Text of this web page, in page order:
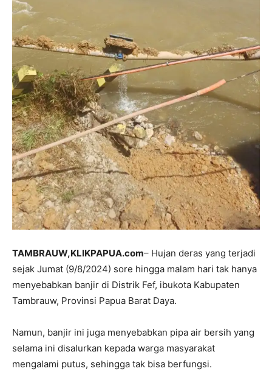
TAMBRAUW,KLIKPAPUA.com– Hujan deras yang terjadi
sejak Jumat (9/8/2024) sore hingga malam hari tak hanya
menyebabkan banjir di Distrik Fef, ibukota Kabupaten
Tambrauw, Provinsi Papua Barat Daya.
Namun, banjir ini juga menyebabkan pipa air bersih yang
selama ini disalurkan kepada warga masyarakat
mengalami putus, sehingga tak bisa berfungsi.